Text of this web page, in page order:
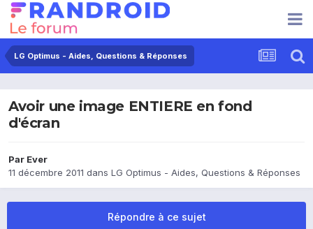
LG Optimus - Aides, Questions & Réponses
Avoir une image ENTIERE en fond
d'écran
Par Ever
11 décembre 2011 dans LG Optimus - Aides, Questions & Réponses
Répondre à ce sujet